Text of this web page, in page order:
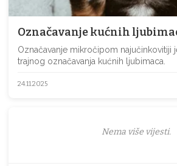
Označavanje kućnih
Označavanje mikročipom najučinkovitiji
trajnog označavanja kućnih ljubimaca.
24.11.2025
Nema više vijesti.